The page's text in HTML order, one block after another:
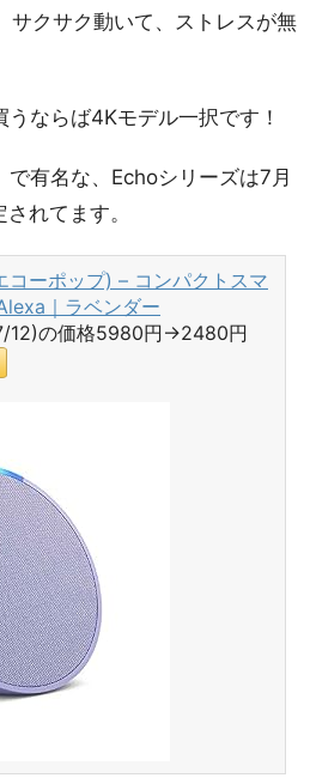
サクサク動いて、ストレスが無
ならば4Kモデル一択です！
で有名な、Echoシリーズは7月
れてます。
コーポップ) – コンパクトスマ
｜ラベンダー
12)の価格5980円→2480円